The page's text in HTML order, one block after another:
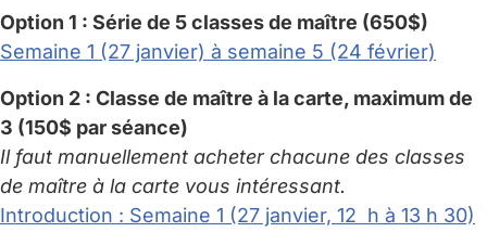
Option 1 : Série de 5 classes de maître (650$)
Semaine 1 (27 janvier) à semaine 5 (24 février)
Option 2 : Classe de maître à la carte, maximum de
3 (150$ par séance)
Il faut manuellement acheter chacune des classes
de maître à la carte vous intéressant.
Introduction : Semaine 1 (27 janvier, 12 h à 13 h 30)